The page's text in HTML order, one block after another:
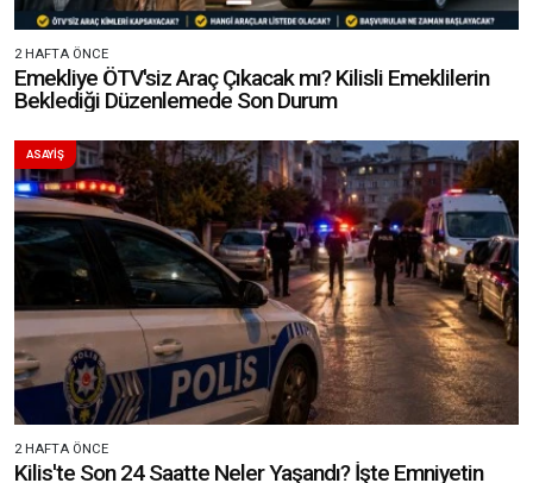
2 HAFTA ÖNCE
Emekliye ÖTV'siz Araç Çıkacak mı? Kilisli Emeklilerin
Beklediği Düzenlemede Son Durum
ASAYİŞ
2 HAFTA ÖNCE
Kilis'te Son 24 Saatte Neler Yaşandı? İşte Emniyetin